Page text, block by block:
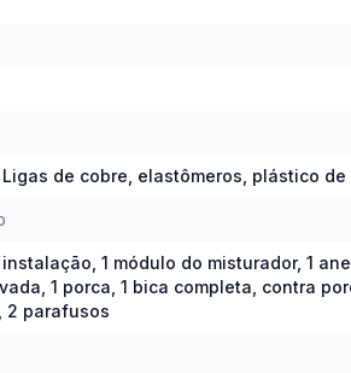
Ligas de cobre, elastômeros, plástico
1 módulo do misturador, 1
1 porca, 1 bica completa, contra
2 parafusos